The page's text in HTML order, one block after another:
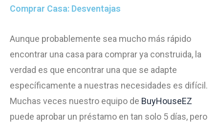
Comprar Casa: Desventajas
Aunque probablemente sea mucho más rápido
encontrar una casa para comprar ya construida, la
verdad es que encontrar una que se adapte
específicamente a nuestras necesidades es difícil.
Muchas veces nuestro equipo de BuyHouseEZ
puede aprobar un préstamo en tan solo 5 días, pero